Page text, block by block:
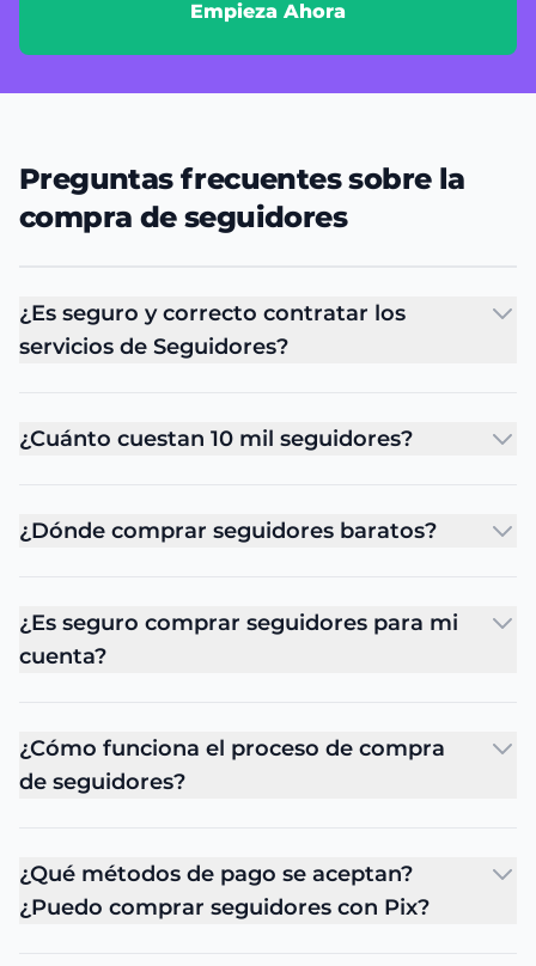
Empieza Ahora
Preguntas frecuentes sobre la
compra de seguidores
¿Es seguro y correcto contratar los
servicios de Seguidores?
¿Cuánto cuestan 10 mil seguidores?
¿Dónde comprar seguidores baratos?
¿Es seguro comprar seguidores para mi
cuenta?
¿Cómo funciona el proceso de compra
de seguidores?
¿Qué métodos de pago se aceptan?
¿Puedo comprar seguidores con Pix?